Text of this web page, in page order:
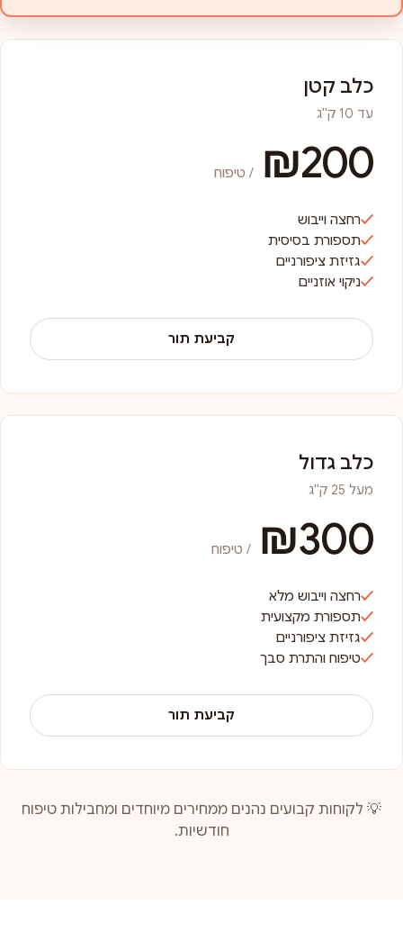
כלב קטן
עד 10 ק"ג
₪200 / טיפוח
רחצה וייבוש
תספורת בסיסית
גזיזת ציפורניים
ניקוי אוזניים
קביעת תור
כלב גדול
מעל 25 ק"ג
₪300 / טיפוח
רחצה וייבוש מלא
תספורת מקצועית
גזיזת ציפורניים
טיפוח והתרת סבך
קביעת תור
💡 לקוחות קבועים נהנים ממחירים מיוחדים ומחבילות טיפוח
חודשיות.